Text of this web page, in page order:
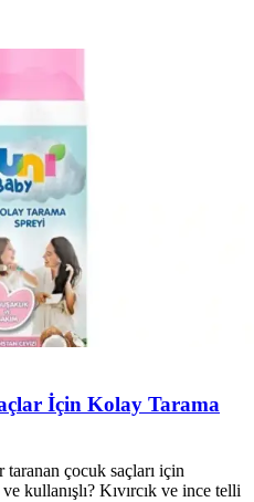
İçin Kolay Tarama
çocuk saçları için
kullanışlı? Kıvırcık ve ince telli